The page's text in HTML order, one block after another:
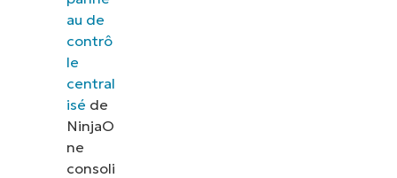
au de
contrô
le
central
isé de
NinjaO
ne
consoli